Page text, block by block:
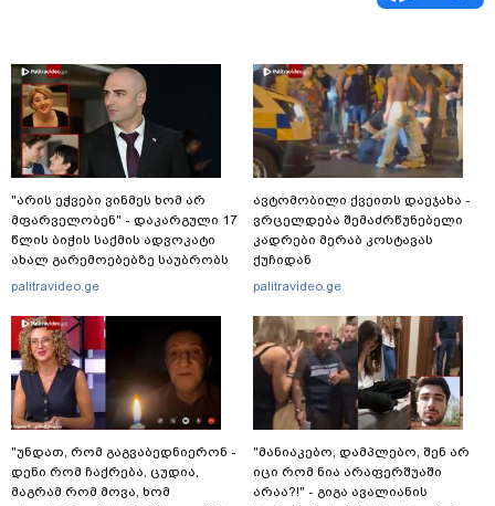
"არის ეჭვები ვინმეს ხომ არ
მფარველობენ" - დაკარგული 17
წლის ბიჭის საქმის ადვოკატი
ახალ გარემოებებზე საუბრობს
palitravideo.ge
"უნდათ, რომ გაგვაბედნიერონ -
დენი რომ ჩაქრება, ცუდია,
მაგრამ რომ მოვა, ხომ
ავტომობილი ქვეითს დაეჯახა -
ვრცელდება შემაძრწუნებელი
კადრები მერაბ კოსტავას
ქუჩიდან
palitravideo.ge
"მანიაკებო, დამპლებო, შენ არ
იცი რომ ნია არაფერშუაში
არაა?!" - გიგა ავალიანის